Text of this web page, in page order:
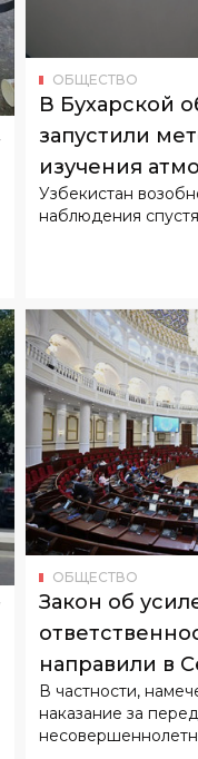
В Бухарской
запустили
изучения
Узбекистан
ОБЩЕСТВО
Закон об
направили в
В частности,